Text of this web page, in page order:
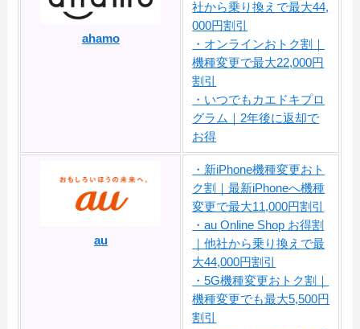
ahamo
社から乗り換えで最大44,
000円割引
・オンラインおトク割｜
機種変更で最大22,000円
割引
・いつでもカエドキプロ
グラム｜2年後に返却で
お得
au
・新iPhone機種変更おト
ク割｜最新iPhoneへ機種
変更で最大11,000円割引
・au Online Shop お得割
｜他社から乗り換えで最
大44,000円割引
・5G機種変更おトク割｜
機種変更でも最大5,500円
割引